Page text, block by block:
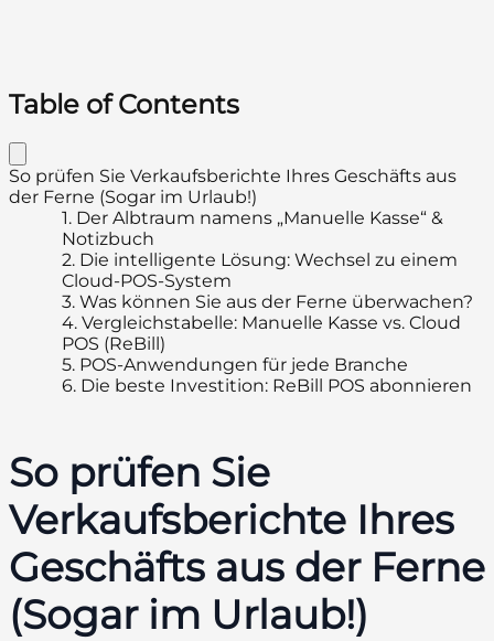
Table of Contents
So prüfen Sie Verkaufsberichte Ihres Geschäfts aus
der Ferne (Sogar im Urlaub!)
1. Der Albtraum namens „Manuelle Kasse“ &
Notizbuch
2. Die intelligente Lösung: Wechsel zu einem
Cloud-POS-System
3. Was können Sie aus der Ferne überwachen?
4. Vergleichstabelle: Manuelle Kasse vs. Cloud
POS (ReBill)
5. POS-Anwendungen für jede Branche
6. Die beste Investition: ReBill POS abonnieren
So prüfen Sie
Verkaufsberichte Ihres
Geschäfts aus der Ferne
(Sogar im Urlaub!)